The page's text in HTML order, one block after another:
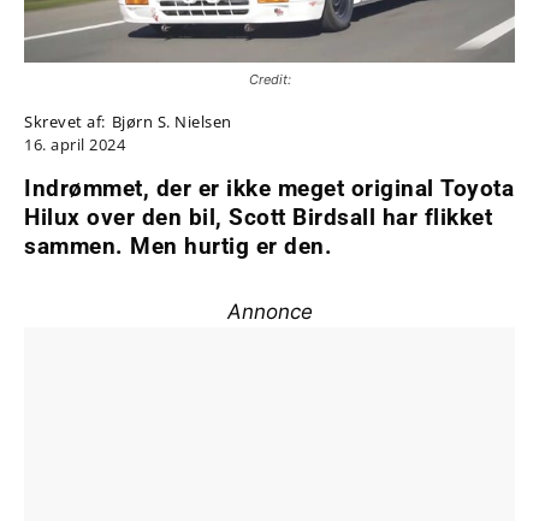
Credit:
Skrevet af: Bjørn S. Nielsen
16. april 2024
Indrømmet, der er ikke meget original Toyota
Hilux over den bil, Scott Birdsall har flikket
sammen. Men hurtig er den.
Annonce